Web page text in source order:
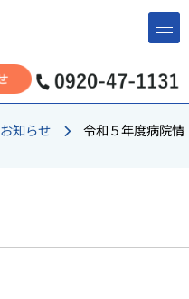
お知らせ
令和５年度病院情